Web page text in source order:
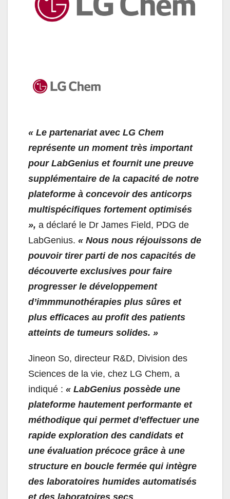
« Le partenariat avec LG Chem
représente un moment très important
pour LabGenius et fournit une preuve
supplémentaire de la capacité de notre
plateforme à concevoir des anticorps
multispécifiques fortement optimisés
», a déclaré le Dr James Field, PDG de
LabGenius. « Nous nous réjouissons de
pouvoir tirer parti de nos capacités de
découverte exclusives pour faire
progresser le développement
d’immmunothérapies plus sûres et
plus efficaces au profit des patients
atteints de tumeurs solides. »
Jineon So, directeur R&D, Division des
Sciences de la vie, chez LG Chem, a
indiqué : « LabGenius possède une
plateforme hautement performante et
méthodique qui permet d’effectuer une
rapide exploration des candidats et
une évaluation précoce grâce à une
structure en boucle fermée qui intègre
des laboratoires humides automatisés